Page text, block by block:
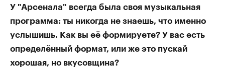
У "Арсенала" всегда была своя музыкальная
программа: ты никогда не знаешь, что именно
услышишь. Как вы её формируете? У вас есть
определённый формат, или же это пускай
хорошая, но вкусовщина?